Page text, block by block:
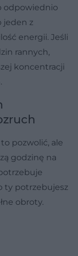
odpowiednio
jeden z
energii. Jeśli
rannych,
koncentracji
pozwolić, ale
godzinę na
ty potrzebujesz
obroty.